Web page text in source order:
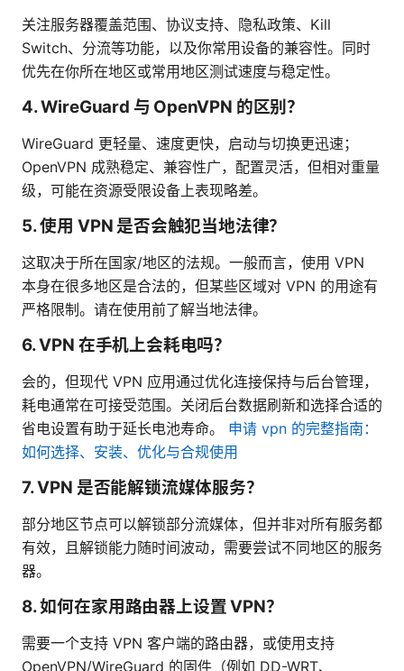
关注服务器覆盖范围、协议支持、隐私政策、Kill
Switch、分流等功能，以及你常用设备的兼容性。同时
优先在你所在地区或常用地区测试速度与稳定性。
4. WireGuard 与 OpenVPN 的区别？
WireGuard 更轻量、速度更快，启动与切换更迅速；
OpenVPN 成熟稳定、兼容性广，配置灵活，但相对重量
级，可能在资源受限设备上表现略差。
5. 使用 VPN 是否会触犯当地法律？
这取决于所在国家/地区的法规。一般而言，使用 VPN
本身在很多地区是合法的，但某些区域对 VPN 的用途有
严格限制。请在使用前了解当地法律。
6. VPN 在手机上会耗电吗？
会的，但现代 VPN 应用通过优化连接保持与后台管理，
耗电通常在可接受范围。关闭后台数据刷新和选择合适的
省电设置有助于延长电池寿命。 申请 vpn 的完整指南：
如何选择、安装、优化与合规使用
7. VPN 是否能解锁流媒体服务？
部分地区节点可以解锁部分流媒体，但并非对所有服务都
有效，且解锁能力随时间波动，需要尝试不同地区的服务
器。
8. 如何在家用路由器上设置 VPN？
需要一个支持 VPN 客户端的路由器，或使用支持
OpenVPN/WireGuard 的固件（例如 DD-WRT、